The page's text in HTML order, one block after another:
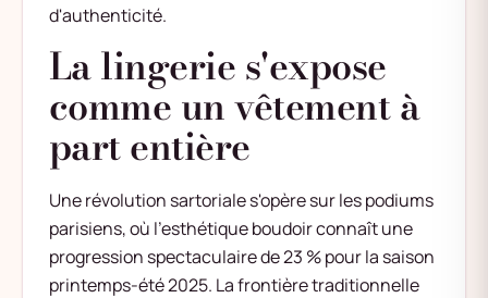
d'authenticité.
La lingerie s'expose
comme un vêtement à
part entière
Une révolution sartoriale s'opère sur les podiums
parisiens, où l'esthétique boudoir connaît une
progression spectaculaire de 23 % pour la saison
printemps-été 2025. La frontière traditionnelle